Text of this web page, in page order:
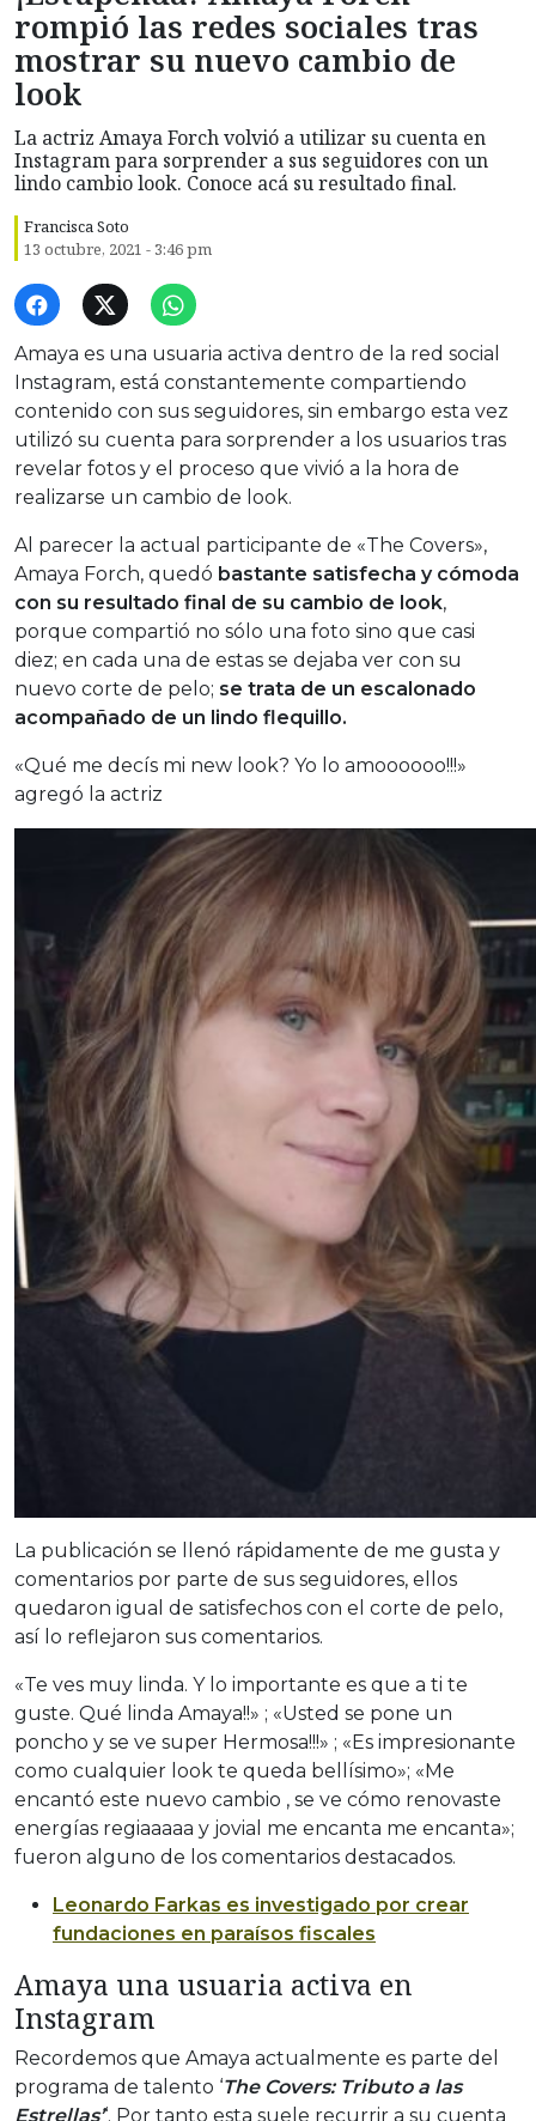
rompió las redes sociales tras
mostrar su nuevo cambio de
look
La actriz Amaya Forch volvió a utilizar su cuenta en
Instagram para sorprender a sus seguidores con un
lindo cambio look. Conoce acá su resultado final.
Francisca Soto
13 octubre, 2021 - 3:46 pm
Amaya es una usuaria activa dentro de la red social
Instagram, está constantemente compartiendo
contenido con sus seguidores, sin embargo esta vez
utilizó su cuenta para sorprender a los usuarios tras
revelar fotos y el proceso que vivió a la hora de
realizarse un cambio de look.
Al parecer la actual participante de «The Covers»,
Amaya Forch, quedó bastante satisfecha y cómoda
con su resultado final de su cambio de look,
porque compartió no sólo una foto sino que casi
diez; en cada una de estas se dejaba ver con su
nuevo corte de pelo; se trata de un escalonado
acompañado de un lindo flequillo.
«Qué me decís mi new look? Yo lo amoooooo!!!»
agregó la actriz
La publicación se llenó rápidamente de me gusta y
comentarios por parte de sus seguidores, ellos
quedaron igual de satisfechos con el corte de pelo,
así lo reflejaron sus comentarios.
«Te ves muy linda. Y lo importante es que a ti te
guste. Qué linda Amaya!!» ; «Usted se pone un
poncho y se ve super Hermosa!!!» ; «Es impresionante
como cualquier look te queda bellísimo»; «Me
encantó este nuevo cambio , se ve cómo renovaste
energías regiaaaaa y jovial me encanta me encanta»;
fueron alguno de los comentarios destacados.
Leonardo Farkas es investigado por crear
fundaciones en paraísos fiscales
Amaya una usuaria activa en
Instagram
Recordemos que Amaya actualmente es parte del
programa de talento ‘The Covers: Tributo a las
Estrellas’‘. Por tanto esta suele recurrir a su cuenta